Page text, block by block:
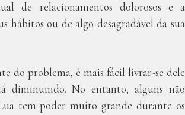
de relacionamentos dolorosos e a
hábitos ou de algo desagradável da sua
do problema, é mais fácil livrar-se dele
diminuindo. No entanto, alguns não
tem poder muito grande durante os